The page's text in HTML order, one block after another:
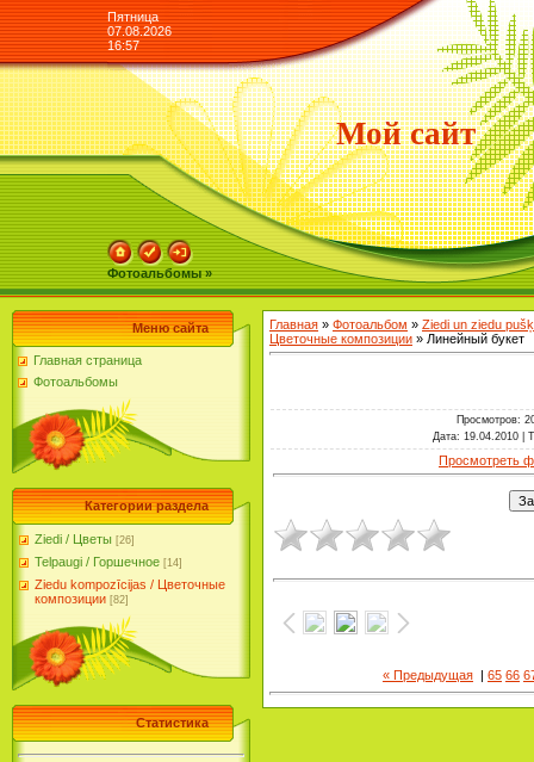
Пятница
07.08.2026
16:57
Мой сайт
Фотоальбомы »
Меню сайта
Главная страница
Фотоальбомы
Категории раздела
Ziedi / Цветы [26]
Telpaugi / Горшечное [14]
Ziedu kompozīcijas / Цветочные
композиции [82]
Статистика
Главная » Фотоальбом » Ziedi un ziedu
Цветочные композиции » Линейный букет
Просмотров:
Дата: 19.04.2010 |
Просмотреть
« Предыдущая | 65 66